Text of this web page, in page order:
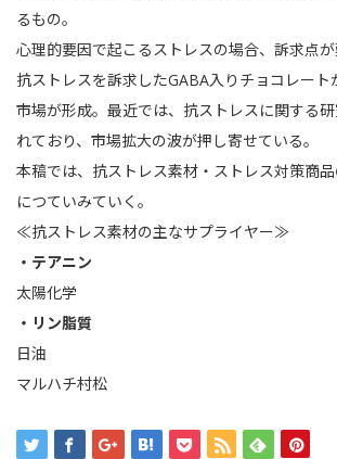
るもの。
心理的要因で起こるストレスの場合、訴求点
抗ストレスを訴求したGABA入りチョコレート
市場が形成。最近では、抗ストレスに関する
れており、市場拡大の波が押し寄せている。
本稿では、抗ストレス素材・ストレス対策商
につていみていく。
≪抗ストレス素材の主なサプライヤー≫
・テアニン
太陽化学
・リン脂質
日油
マルハチ村松